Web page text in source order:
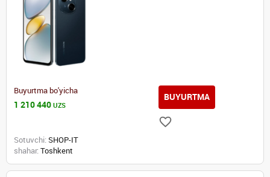
Buyurtma bo'yicha
1 210 440 UZS
BUYURTMA
Sotuvchi: SHOP-IT
shahar: Toshkent